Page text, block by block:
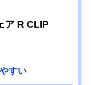
ア R CLIP
すい